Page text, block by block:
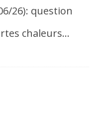
26): question
chaleurs…